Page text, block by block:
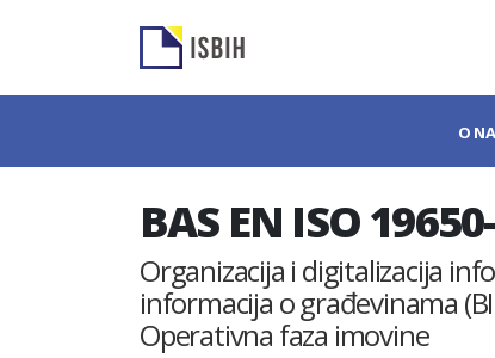
O
BAS EN ISO
Organizacija i digitalizacija
informacija o građevinama
Operativna faza imovine